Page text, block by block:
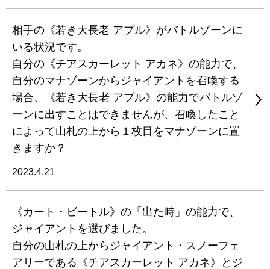
相手の《若き大長老 アプル》がバトルゾーンに
いる状況です。
自分の《チアスカーレット アカネ》の能力で、
自分のマナゾーンからジャイアントを召喚する
場合、《若き大長老 アプル》の能力でバトルゾ
ーンに出すことはできませんが、召喚したこと
によって山札の上から１枚目をマナゾーンに置
きますか？
2023.4.21
《カート・ビートル》の「出た時」の能力で、
ジャイアントを選びました。
自分の山札の上からジャイアント・スノーフェ
アリーである《チアスカーレット アカネ》とジ